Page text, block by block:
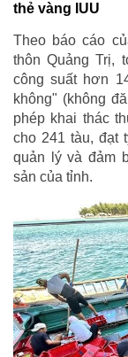
thẻ vàng IUU
Theo báo cáo
thôn Quảng Trị,
công suất hơn
không" (không
phép khai thác
cho 241 tàu, đạt
quản lý và đảm
sản của tỉnh.